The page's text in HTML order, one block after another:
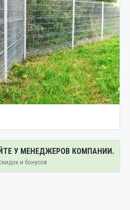
У МЕНЕДЖЕРОВ КОМПАНИИ.
и бонусов